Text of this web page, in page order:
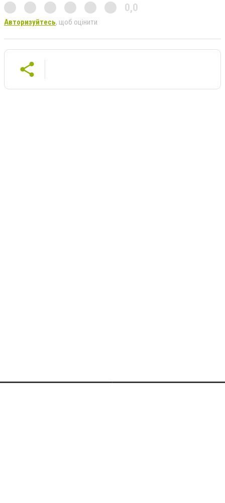
0,0
Авторизуйтесь, щоб оцінити